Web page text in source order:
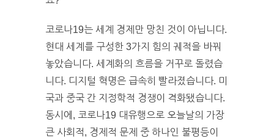
코로나19는 세계 경제만 망친 것이 아닙니다.
현대 세계를 구성한 3가지 힘의 궤적을 바꿔
놓았습니다. 세계화의 흐름을 거꾸로 돌렸습
니다. 디지털 혁명은 급속히 빨라졌습니다. 미
국과 중국 간 지정학적 경쟁이 격화됐습니다.
동시에, 코로나19 대유행으로 오늘날의 가장
큰 사회적, 경제적 문제 중 하나인 불평등이